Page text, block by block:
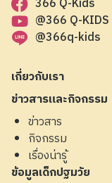
เกี่ยวกับเรา
ข่าวสารและกิจกรรม
ข่าวสาร
กิจกรรม
เรื่องน่ารู้
ข้อมูลเด็กปฐมวัย
366 Q-Kids
@366 Q-KIDS
@366q-kids